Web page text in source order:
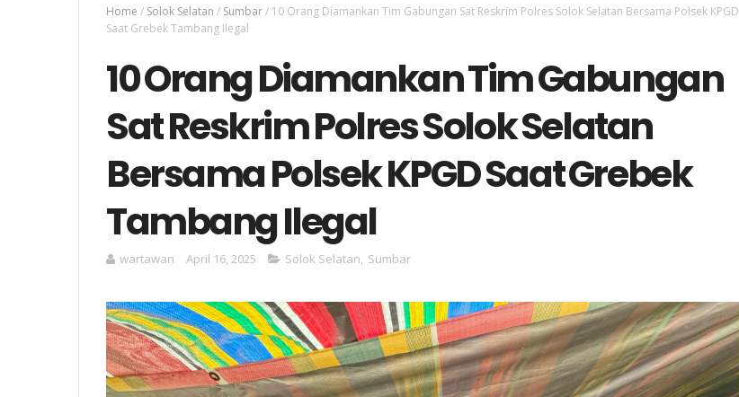
Home / Solok Selatan / Sumbar/ 10 Orang Diamankan Tim Gabungan Sat Reskrim Polres Solok Selatan Bersama Polsek KPGD
Saat Grebek Tambang Ilegal
10 Orang Diamankan Tim Gabungan
Sat Reskrim Polres Solok Selatan
Bersama Polsek KPGD Saat Grebek
Tambang Ilegal
wartawan April 16, 2025 Solok Selatan, Sumbar